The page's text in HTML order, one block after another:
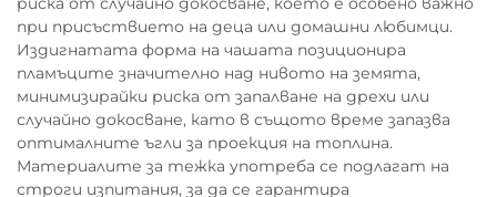
при присъствието на деца или домашни любимци.
Издигнатата форма на чашата позиционира
пламъците значително над нивото на земята,
минимизирайки риска от запалване на дрехи или
случайно докосване, като в същото време запазва
оптималните ъгли за проекция на топлина.
Материалите за тежка употреба се подлагат на
строги изпитания, за да се гарантира